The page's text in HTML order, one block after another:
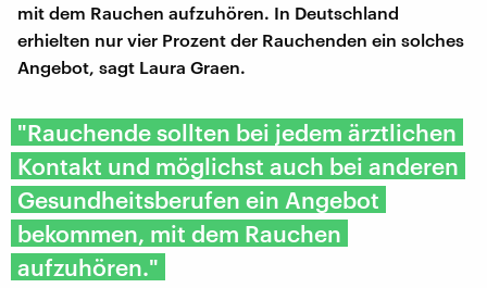
mit dem Rauchen aufzuhören. In Deutschland
erhielten nur vier Prozent der Rauchenden ein solches
Angebot, sagt Laura Graen.
"Rauchende sollten bei jedem ärztlichen
Kontakt und möglichst auch bei anderen
Gesundheitsberufen ein Angebot
bekommen, mit dem Rauchen
aufzuhören."